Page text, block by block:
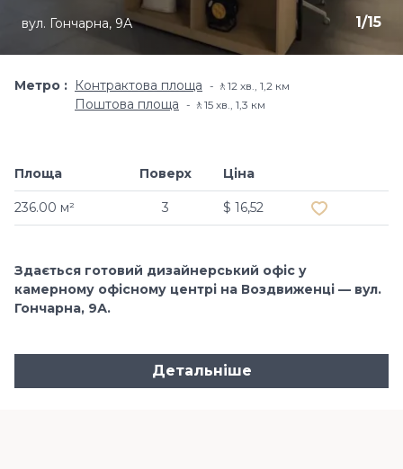
1/15
вул. Гончарна, 9А
Метро Контрактова площа 🚶12 хв​., 1,2 км
Поштова площа 🚶15 хв​., 1,3 км
Площа
236.00 м²
Поверх
3
Ціна
$ 16,52
Здається готовий дизайнерський офіс у
камерному офісному центрі на Воздвиженці — вул.
Гончарна, 9А.
Детальніше